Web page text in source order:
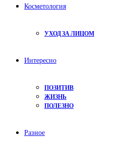
Косметология
УХОД ЗА ЛИЦОМ
Интересно
ПОЗИТИВ
ЖИЗНЬ
ПОЛЕЗНО
Разное